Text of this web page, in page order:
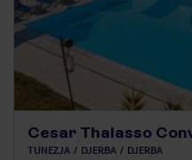
Cesar Thalasso
TUNEZJA DJERBA DJERBA